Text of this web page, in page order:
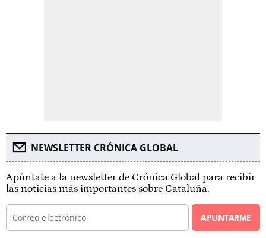
NEWSLETTER CRÓNICA GLOBAL
Apúntate a la newsletter de Crónica Global para recibir
las noticias más importantes sobre Cataluña.
APUNTARME